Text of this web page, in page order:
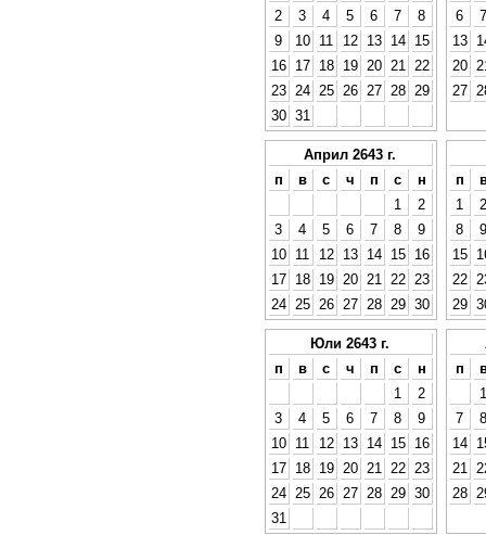
2
3 4 5 6 7
8
9
10 11 12 13 14
15
16
17 18 19 20 21
22
23
24 25 26 27 28
29
30 31
6
7
13
20
27
Април 2643 г.
п
в с ч п с
н
1
2
3
4 5 6 7 8
9
10
11 12 13 14 15
16
17
18 19 20 21 22
23
24
25 26 27 28 29 30
п
1
2
8
9
15
22
29
Юли 2643 г.
п
в с ч п с
н
1
2
3
4 5 6 7 8
9
10
11 12 13 14 15
16
17
18 19 20 21 22
23
24
25 26 27 28 29 30
31
п
1
7
8
14
21
28